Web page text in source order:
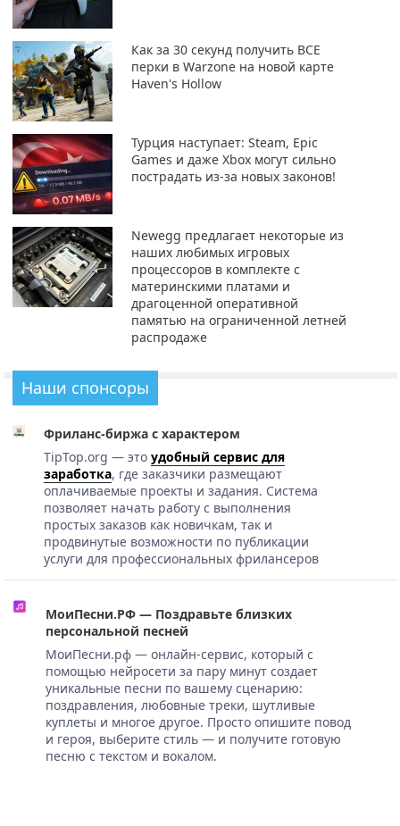
Как за 30 секунд получить ВСЕ
перки в Warzone на новой карте
Haven's Hollow
Турция наступает: Steam, Epic
Games и даже Xbox могут сильно
пострадать из-за новых законов!
Newegg предлагает некоторые из
наших любимых игровых
процессоров в комплекте с
материнскими платами и
драгоценной оперативной
памятью на ограниченной летней
распродаже
Наши спонсоры
Фриланс-биржа с характером
TipTop.org — это удобный сервис для
заработка, где заказчики размещают
оплачиваемые проекты и задания. Система
позволяет начать работу с выполнения
простых заказов как новичкам, так и
продвинутые возможности по публикации
услуги для профессиональных фрилансеров
МоиПесни.РФ — Поздравьте близких
персональной песней
МоиПесни.рф — онлайн-сервис, который с
помощью нейросети за пару минут создает
уникальные песни по вашему сценарию:
поздравления, любовные треки, шутливые
куплеты и многое другое. Просто опишите повод
и героя, выберите стиль — и получите готовую
песню с текстом и вокалом.